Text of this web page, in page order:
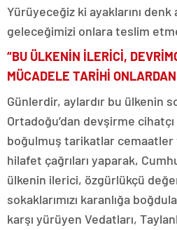
Yürüyeceğiz ki ayaklarını
geleceğimizi onlara teslim
“BU ÜLKENİN İLERİCİ,
MÜCADELE TARİHİ
Günlerdir, aylardır bu ülkenin
Ortadoğu’dan devşirme
boğulmuş tarikatlar
hilafet çağrıları yaparak,
ülkenin ilerici, özgürlükçü
sokaklarımızı karanlığa
karşı yürüyen Vedatları,